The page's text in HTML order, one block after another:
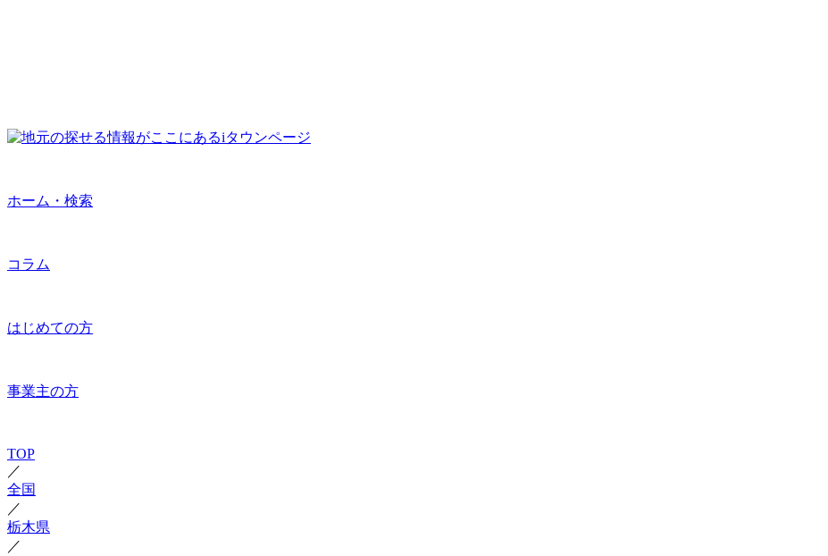
ホーム・検索
コラム
はじめての方
事業主の方
TOP
／
全国
／
栃木県
／